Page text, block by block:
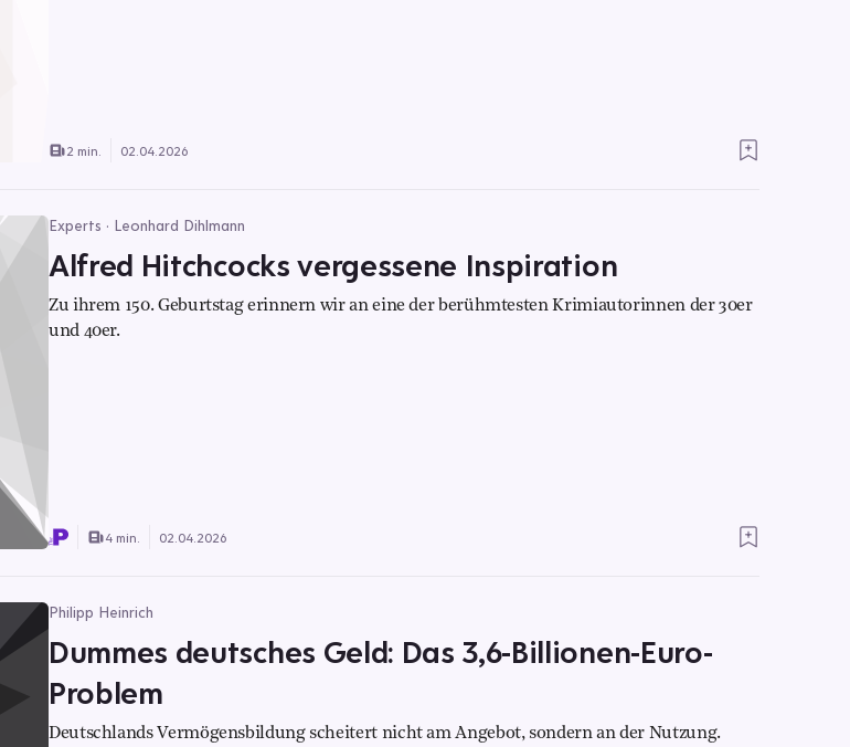
2 min. 02.04.2026
Experts · Leonhard Dihlmann
Alfred Hitchcocks vergessene Inspiration
Zu ihrem 150. Geburtstag erinnern wir an eine der berühmtesten Krimiautorinnen der 30er
und 40er.
4 min. 02.04.2026
Philipp Heinrich
Dummes deutsches Geld: Das 3,6-Billionen-Euro-
Problem
Deutschlands Vermögensbildung scheitert nicht am Angebot, sondern an der Nutzung.